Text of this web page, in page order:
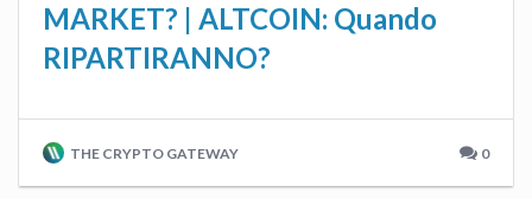
MARKET? | ALTCOIN: Quando
RIPARTIRANNO?
THE CRYPTO GATEWAY 0